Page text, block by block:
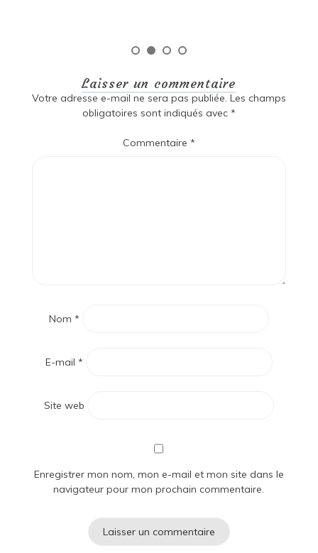
Laisser un commentaire
Votre adresse e-mail ne sera pas publiée. Les champs
obligatoires sont indiqués avec *
Commentaire *
Nom *
E-mail *
Site web
Enregistrer mon nom, mon e-mail et mon site dans le
navigateur pour mon prochain commentaire.